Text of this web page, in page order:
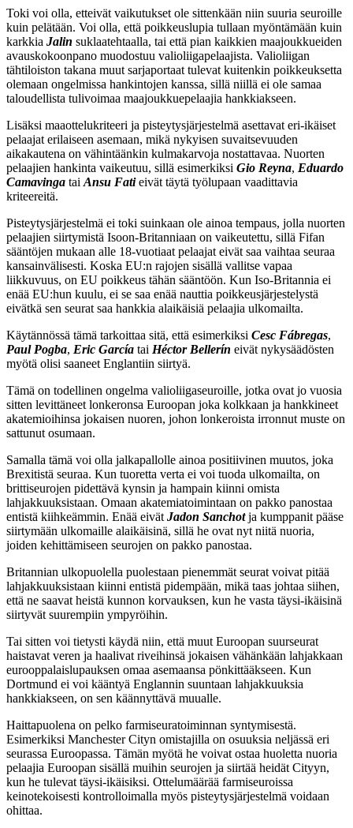
Toki voi olla, etteivät vaikutukset ole sittenkään niin suuria seuroille
kuin pelätään. Voi olla, että poikkeuslupia tullaan myöntämään kuin
karkkia Jalin suklaatehtaalla, tai että pian kaikkien maajoukkueiden
avauskokoonpano muodostuu valioliigapelaajista. Valioliigan
tähtiloiston takana muut sarjaportaat tulevat kuitenkin poikkeuksetta
olemaan ongelmissa hankintojen kanssa, sillä niillä ei ole samaa
taloudellista tulivoimaa maajoukkuepelaajia hankkiakseen.
Lisäksi maaottelukriteeri ja pisteytysjärjestelmä asettavat eri-ikäiset
pelaajat erilaiseen asemaan, mikä nykyisen suvaitsevuuden
aikakautena on vähintäänkin kulmakarvoja nostattavaa. Nuorten
pelaajien hankinta vaikeutuu, sillä esimerkiksi Gio Reyna, Eduardo
Camavinga tai Ansu Fatieivät täytä työlupaan vaadittavia
kriteereitä.
Pisteytysjärjestelmä ei toki suinkaan ole ainoa tempaus, jolla nuorten
pelaajien siirtymistä Isoon-Britanniaan on vaikeutettu, sillä Fifan
sääntöjen mukaan alle 18-vuotiaat pelaajat eivät saa vaihtaa seuraa
kansainvälisesti. Koska EU:n rajojen sisällä vallitse vapaa
liikkuvuus, on EU poikkeus tähän sääntöön. Kun Iso-Britannia ei
enää EU:hun kuulu, ei se saa enää nauttia poikkeusjärjestelystä
eivätkä sen seurat saa hankkia alaikäisiä pelaajia ulkomailta.
Käytännössä tämä tarkoittaa sitä, että esimerkiksi Cesc Fábregas,
Paul Pogba, Eric García tai Héctor Bellerín eivät nykysäädösten
myötä olisi saaneet Englantiin siirtyä.
Tämä on todellinen ongelma valioliigaseuroille, jotka ovat jo vuosia
sitten levittäneet lonkeronsa Euroopan joka kolkkaan ja hankkineet
akatemioihinsa jokaisen nuoren, johon lonkeroista irronnut muste on
sattunut osumaan.
Samalla tämä voi olla jalkapallolle ainoa positiivinen muutos, joka
Brexitistä seuraa. Kun tuoretta verta ei voi tuoda ulkomailta, on
brittiseurojen pidettävä kynsin ja hampain kiinni omista
lahjakkuuksistaan. Omaan akatemiatoimintaan on pakko panostaa
entistä kiihkeämmin. Enää eivät Jadon Sanchotja kumppanit pääse
siirtymään ulkomaille alaikäisinä, sillä he ovat nyt niitä nuoria,
joiden kehittämiseen seurojen on pakko panostaa.
Britannian ulkopuolella puolestaan pienemmät seurat voivat pitää
lahjakkuuksistaan kiinni entistä pidempään, mikä taas johtaa siihen,
että ne saavat heistä kunnon korvauksen, kun he vasta täysi-ikäisinä
siirtyvät suurempiin ympyröihin.
Tai sitten voi tietysti käydä niin, että muut Euroopan suurseurat
haistavat veren ja haalivat riveihinsä jokaisen vähänkään lahjakkaan
eurooppalaislupauksen omaa asemaansa pönkittääkseen. Kun
Dortmund ei voi kääntyä Englannin suuntaan lahjakkuuksia
hankkiakseen, on sen käännyttävä muualle.
Haittapuolena on pelko farmiseuratoiminnan syntymisestä.
Esimerkiksi Manchester Cityn omistajilla on osuuksia neljässä eri
seurassa Euroopassa. Tämän myötä he voivat ostaa huoletta nuoria
pelaajia Euroopan sisällä muihin seurojen ja siirtää heidät Cityyn,
kun he tulevat täysi-ikäisiksi. Ottelumäärää farmiseuroissa
keinotekoisesti kontrolloimalla myös pisteytysjärjestelmä voidaan
ohittaa.